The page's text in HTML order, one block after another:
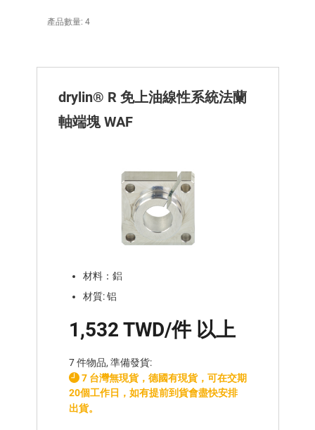
產品數量: 4
drylin® R 免上油線性系統法蘭
軸端塊 WAF
材料：鋁
材質: 铝
1,532 TWD/件 以上
7 件物品, 準備發貨:
7 台灣無現貨，德國有現貨，可在交期
20個工作日，如有提前到貨會盡快安排
出貨。